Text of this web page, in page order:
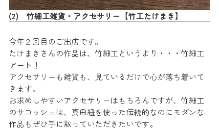
(2) 竹細工雑貨・アクセサリー【竹工たけまき】
今年２回目のご出店です。
たけまきさんの作品は、竹細工というより・・・竹細工
アート！
アクセサリーも雑貨も、見ているだけで心が落ち着いて
きます。
お求めしやすいアクセサリーはもちろんですが、竹細工
のサコッシュは、真田紐を使った伝統的なのにモダンな
作品もぜひ手に取っていただきたいです。